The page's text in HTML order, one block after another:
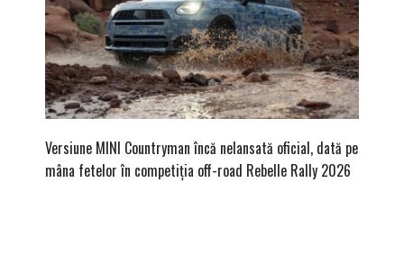
Versiune MINI Countryman încă nelansată oficial, dată pe
mâna fetelor în competiția off-road Rebelle Rally 2026